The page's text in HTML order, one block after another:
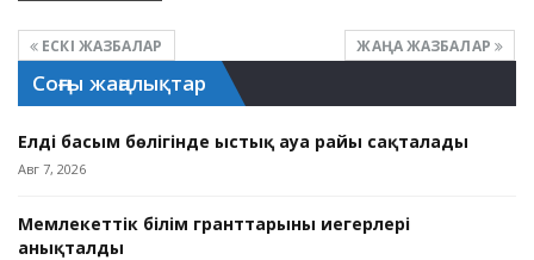
ЕСКІ ЖАЗБАЛАР ЖАҢА ЖАЗБАЛАР
Соңғы жаңалықтар
Елдің басым бөлігінде ыстық ауа райы сақталады
Авг 7, 2026
Мемлекеттік білім гранттарының иегерлері
анықталды